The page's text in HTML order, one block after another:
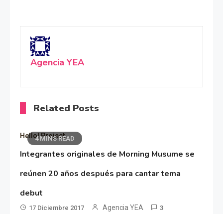
Agencia YEA
Related Posts
4 MINS READ
Hello! Project
Integrantes originales de Morning Musume se
reúnen 20 años después para cantar tema
debut
17 Diciembre 2017 Agencia YEA 3